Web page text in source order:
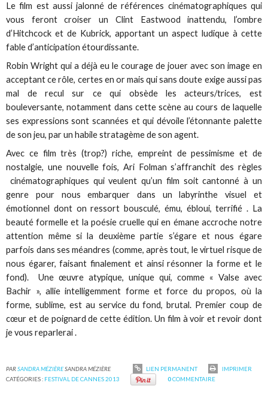
Le film est aussi jalonné de références cinématographiques qui
vous feront croiser un Clint Eastwood inattendu, l’ombre
d’Hitchcock et de Kubrick, apportant un aspect ludique à cette
fable d’anticipation étourdissante.
Robin Wright qui a déjà eu le courage de jouer avec son image en
acceptant ce rôle, certes en or mais qui sans doute exige aussi pas
mal de recul sur ce qui obsède les acteurs/trices, est
bouleversante, notamment dans cette scène au cours de laquelle
ses expressions sont scannées et qui dévoile l’étonnante palette
de son jeu, par un habile stratagème de son agent.
Avec ce film très (trop?) riche, empreint de pessimisme et de
nostalgie, une nouvelle fois, Ari Folman s’affranchit des règles
cinématographiques qui veulent qu’un film soit cantonné à un
genre pour nous embarquer dans un labyrinthe visuel et
émotionnel dont on ressort bousculé, ému, ébloui, terrifié . La
beauté formelle et la poésie cruelle qui en émane accroche notre
attention même si la deuxième partie s’égare et nous égare
parfois dans ses méandres (comme, après tout, le virtuel risque de
nous égarer, faisant finalement et ainsi résonner la forme et le
fond). Une œuvre atypique, unique qui, comme « Valse avec
Bachir », allie intelligemment forme et force du propos, où la
forme, sublime, est au service du fond, brutal. Premier coup de
cœur et de poignard de cette édition. Un film à voir et revoir dont
je vous reparlerai .
PARSANDRA MÉZIÈRESANDRA MÉZIÈRE LIEN PERMANENT
IMPRIMER
CATÉGORIES : FESTIVAL DE CANNES 2013 0COMMENTAIRE